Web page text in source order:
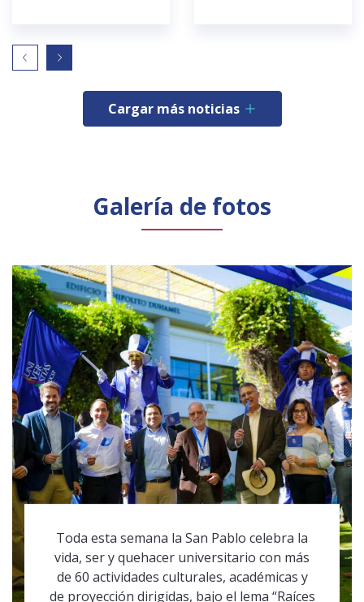
Cargar más noticias
Galería de fotos
Toda esta semana la San Pablo celebra la
vida, ser y quehacer universitario con más
de 60 actividades culturales, académicas y
de proyección dirigidas, bajo el lema “Raíces